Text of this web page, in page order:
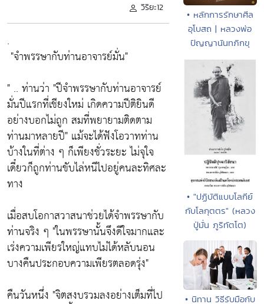
วิริยะ12
.
"จำพรรษากับท่านอาจารย์มั่น"
" .. ท่านว่า "ปีจำพรรษากับท่านอาจารย์
มั่นปีแรกที่เชียงใหม่ เกิดความปีติยินดี
อย่างบอกไม่ถูก สมที่พยายามติดตาม
ท่านมาหลายปี" แม้จะได้ฟังโอวาทท่าน
บ้างในที่ต่าง ๆ ก็เพียงชั่วระยะ ไม่จุใจ
เดี๋ยวก็ถูกท่านขับไล่หนีไปอยู่คนละทิศละ
ทาง
เมื่อสบโอกาสวาสนาช่วยได้จำพรรษากับ
ท่านจริง ๆ "ในพรรษานั้นจึงดีใจมากและ
เร่งความเพียรใหญ่แทบไม่ได้หลับนอน
บางคืนประกอบความเพียรตลอดรุ่ง"
คืนวันหนึ่ง "จิตสงบรวมลงอย่างเต็มที่ไป
• หลักการรักษาศีล
อุโบสถ | หลวงพ่อ
ปัญญานันทภิกขุ
• "ปฏิบัติแบบโลกีย์
กับโลกุตตร" (หลวง
ปู่มั่น ภูริทัตโต)
• นิทาน วิธีรับมือกับ